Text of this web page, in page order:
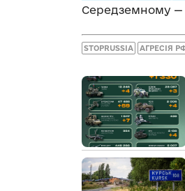
Середземному —
STOPRUSSIA АГРЕСІЯ